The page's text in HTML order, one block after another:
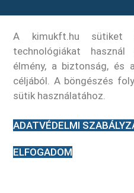
A kimukft.hu sütiket
technológiákat
élmény, a biztonság, és
céljából. A böngészés
sütik használatához.
ADATVÉDELMI
ELFOGADOM